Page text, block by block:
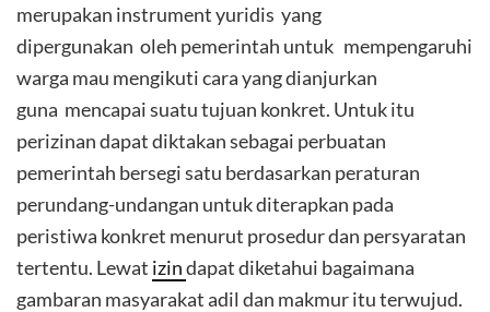
merupakan instrument yuridis yang
dipergunakan oleh pemerintah untuk mempengaruhi
warga mau mengikuti cara yang dianjurkan
guna mencapai suatu tujuan konkret. Untuk itu
perizinan dapat diktakan sebagai perbuatan
pemerintah bersegi satu berdasarkan peraturan
perundang-undangan untuk diterapkan pada
peristiwa konkret menurut prosedur dan persyaratan
tertentu. Lewat izindapat diketahui bagaimana
gambaran masyarakat adil dan makmur itu terwujud.